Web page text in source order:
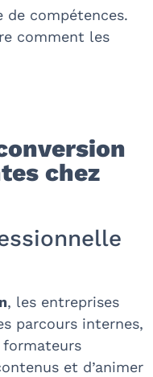
de compétences.
comment les
chez
, les entreprises
parcours internes,
formateurs
et d’animer